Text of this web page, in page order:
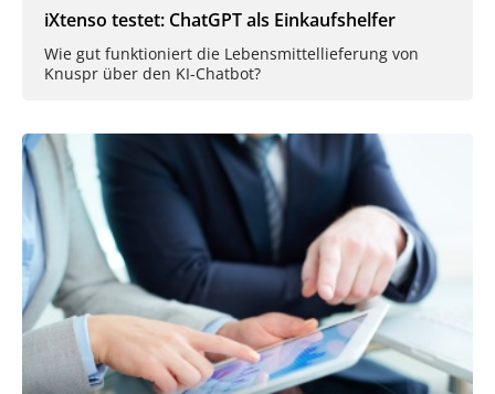
iXtenso testet: ChatGPT als Einkaufshelfer
Wie gut funktioniert die Lebensmittellieferung von
Knuspr über den KI-Chatbot?